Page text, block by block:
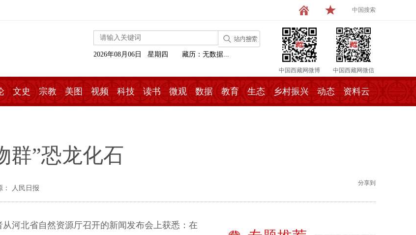
中国搜索
中国西藏网微博 中国西藏网微信
2026年08月06日 星期四 藏历：无数据...
文史 宗教 美图 视频 科技 读书 微观 数据 教育 生态 乡村振兴 动态 资料云
群”恐龙化石
： 人民日报
分享到
北省自然资源厅召开的新闻发布会上获悉：在